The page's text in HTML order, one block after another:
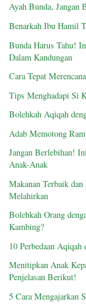
Ayah Bunda, Jangan
Benarkah Ibu Hamil
Bunda Harus Tahu!
Dalam Kandungan
Cara Tepat
Tips Menghadapi Si
Bolehkah Aqiqah
Adab Memotong
Jangan Berlebihan!
Anak-Anak
Makanan Terbaik
Melahirkan
Bolehkah Orang
Kambing?
10 Perbedaan
Menitipkan Anak
Penjelasan Berikut!
5 Cara Mengajarkan